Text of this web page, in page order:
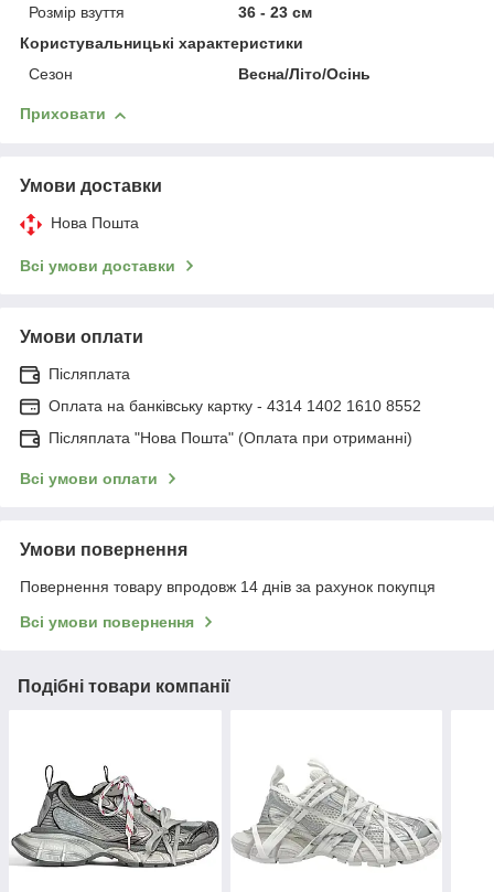
Розмір взуття
36 - 23 см
Користувальницькі характеристики
Сезон
Весна/Літо/Осінь
Приховати
Умови доставки
Нова Пошта
Всі умови доставки
Умови оплати
Післяплата
Оплата на банківську картку - 4314 1402 1610 8552
Післяплата "Нова Пошта" (Оплата при отриманні)
Всі умови оплати
Умови повернення
Повернення товару впродовж 14 днів за рахунок покупця
Всі умови повернення
Подібні товари компанії